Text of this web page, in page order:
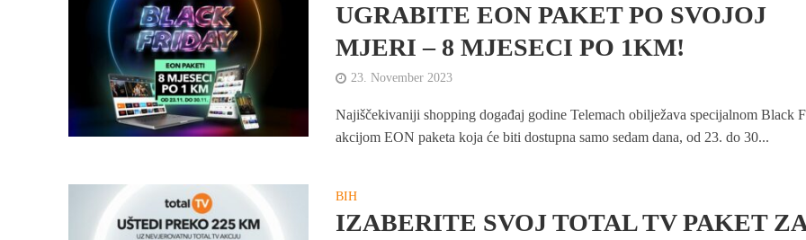
UGRABITE EON PAKET PO SVOJOJ
MJERI – 8 MJESECI PO 1KM!
23. November 2023
Najiščekivaniji shopping događaj godine Telemach obilježava specijalnom Black
akcijom EON paketa koja će biti dostupna samo sedam dana, od 23. do 30...
BIH
IZABERITE SVOJ TOTAL TV PAKET